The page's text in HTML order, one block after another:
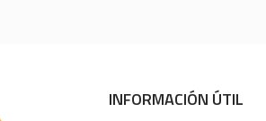
INFORMACIÓN ÚTIL